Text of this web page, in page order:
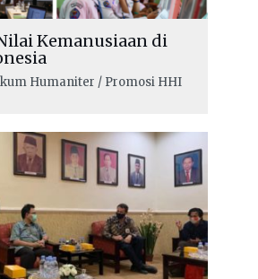
Kemanusiaan di
Humaniter / Promosi HHI